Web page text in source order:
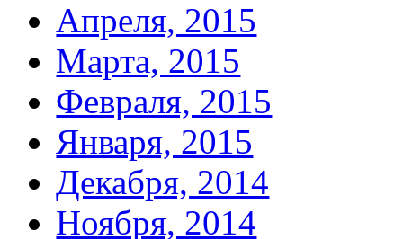
Апреля, 2015
Марта, 2015
Февраля, 2015
Января, 2015
Декабря, 2014
Ноября, 2014